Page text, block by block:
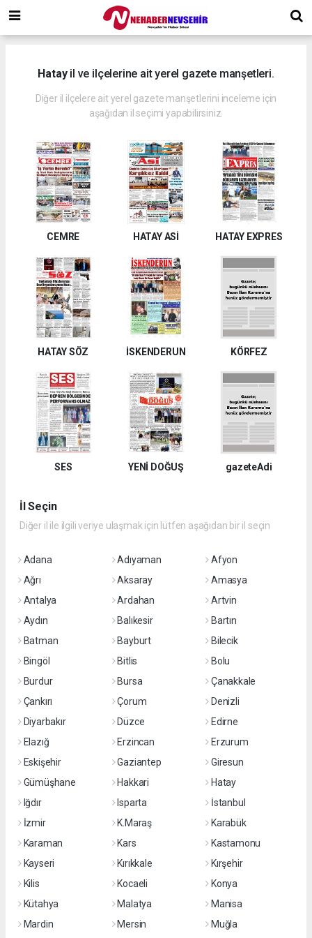
Hatayil ve ilçelerine ait yerel gazete manşetleri.
Diğer il ilçelere ait yerel gazete manşetlerini inceleme için
aşağıdan il seçimi yapabilirsiniz.
CEMRE HATAY ASİ HATAY EXPRES
HATAY SÖZ İSKENDERUN KÖRFEZ
SES YENİ DOĞUŞ gazeteAdi
İl Seçin
Diğer il ile ilgili veriye ulaşmak için lütfen aşağıdan bir il seçin
Adana Adıyaman
Afyon
Ağrı
Aksaray
Amasya
Antalya
Ardahan
Artvin
Aydın
Balıkesir
Bartın
Batman
Bayburt
Bilecik
Bingöl
Bitlis
Bolu
Burdur
Bursa
Çanakkale
Çankırı
Çorum
Denizli
Diyarbakır
Düzce
Edirne
Elazığ
Erzincan
Erzurum
Eskişehir
Gaziantep
Giresun
Gümüşhane
Hakkari
Hatay
Iğdır
Isparta
İstanbul
İzmir
K.Maraş
Karabük
Karaman
Kars
Kastamonu
Kayseri
Kırıkkale
Kırşehir
Kilis
Kocaeli
Konya
Kütahya
Malatya
Manisa
Mardin
Mersin Muğla